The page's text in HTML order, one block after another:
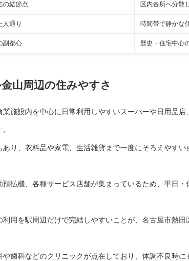
の結節点 区内各所へ分散
人通り 時間帯で静かな
副都心 歴史・住宅中心
山周辺の住みやすさ
施設内を中心に日常利用しやすいスーパーや日用品
り、衣料品や家電、生活雑貨まで一度にそろえやす
払機、各種サービス店舗が集まっているため、平日
用を駅周辺だけで完結しやすいことが、名古屋市熱
歯科などのクリニックが点在しており、体調不良時